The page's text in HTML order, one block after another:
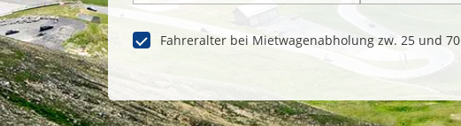
Fahreralter bei Mietwagenabholung zw. 25 und 70